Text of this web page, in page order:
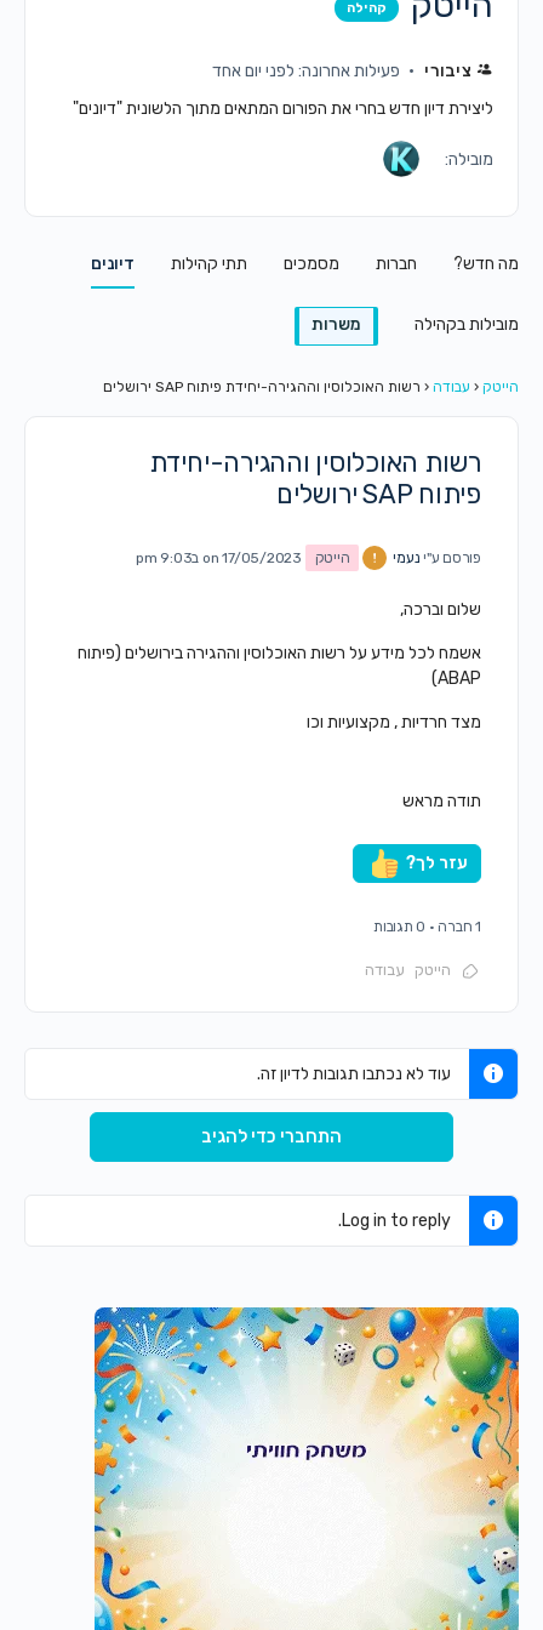
קהילה
ציבורי
פעילות אחרונה: לפני יום אחד
ליצירת דיון חדש בחרי את הפורום המתאים מתוך הלשונית "דיונים"
מובילה:
מה חדש? חברות מסמכים תתי קהילות דיונים
מובילות בקהילה משרות
הייטק ‹ עבודה ‹ רשות האוכלוסין וההגירה-יחידת פיתוח SAP ירושלים
רשות האוכלוסין וההגירה-יחידת
פיתוח SAP ירושלים
פורסם ע"ינעמי הייטק on 17/05/2023 ב9:03 pm
שלום וברכה,
אשמח לכל מידע על רשות האוכלוסין וההגירה בירושלים (פיתוח
ABAP)
מצד חרדיות , מקצועיות וכו
תודה מראש
עזר לך?
· 0 תגובות
הייטק עבודה
עוד לא נכתבו תגובות לדיון זה.
התחברי כדי להגיב
Log in to reply.